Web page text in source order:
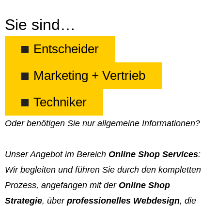
Sie sind…
Entscheider
Marketing + Vertrieb
Techniker
Oder benötigen Sie nur allgemeine Informationen?
Unser Angebot im Bereich Online Shop Services:
Wir begleiten und führen Sie durch den kompletten
Prozess, angefangen mit der Online Shop
Strategie, überprofessionelles Webdesign, die